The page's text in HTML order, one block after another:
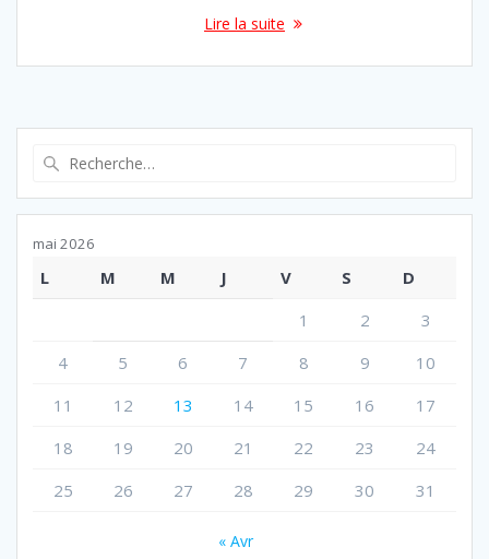
Lire la suite
:
mai 2026
L M M J V S
D
1
2
3
4
5 6 7 8 9
10
11
12 13 14 15 16
17
18
19 20 21 22 23
24
25
26 27 28 29 30 31
« Avr